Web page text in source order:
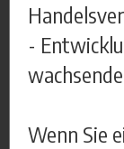
-
Wenn Sie